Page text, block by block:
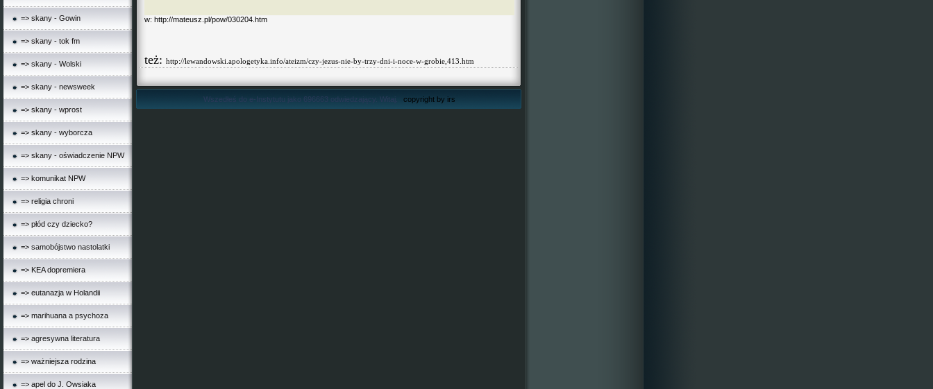
=> skany - Gowin
=> skany - tok fm
=> skany - Wolski
=> skany - newsweek
=> skany - wprost
=> skany - wyborcza
=> skany - oświadczenie NPW
=> komunikat NPW
=> religia chroni
=> płód czy dziecko?
=> samobójstwo nastolatki
=> KEA dopremiera
=> eutanazja w Holandii
=> marihuana a psychoza
=> agresywna literatura
=> ważniejsza rodzina
=> apel do J. Owsiaka
w: http://mateusz.pl/pow/030204.htm
też: http://lewandowski.apologetyka.info/ateizm/czy-jezus-nie-by-trzy-dni-i-noce-w-grobie,413.htm
Wszedłeś do e-Instytutu jako 696663 odwiedzający. Witaj. copyright by irs